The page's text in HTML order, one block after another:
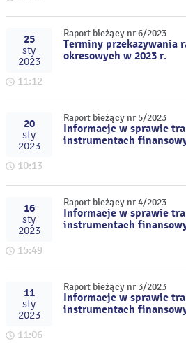
25
sty
2023
11:12
Raport bieżący nr 6/2023
Terminy przekazywania
okresowych w 2023 r.
20
sty
2023
10:13
Raport bieżący nr 5/2023
Informacje w sprawie
instrumentach
16
sty
2023
15:49
Raport bieżący nr 4/2023
Informacje w sprawie
instrumentach
11
sty
2023
11:06
Raport bieżący nr 3/2023
Informacje w sprawie
instrumentach